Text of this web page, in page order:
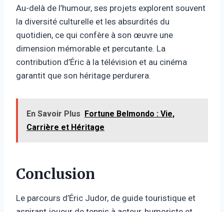
Au-delà de l’humour, ses projets explorent souvent
la diversité culturelle et les absurdités du
quotidien, ce qui confère à son œuvre une
dimension mémorable et percutante. La
contribution d’Éric à la télévision et au cinéma
garantit que son héritage perdurera.
En Savoir Plus Fortune Belmondo : Vie,
Carrière et Héritage
Conclusion
Le parcours d’Éric Judor, de guide touristique et